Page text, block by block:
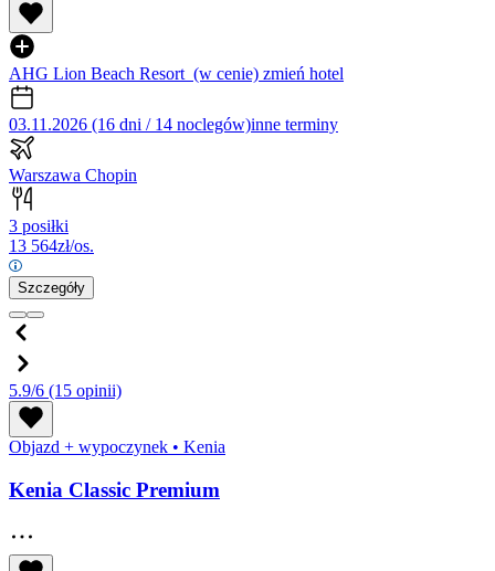
AHG Lion Beach Resort (w cenie) zmień hotel
03.11.2026 (16 dni / 14 noclegów)inne terminy
Warszawa Chopin
3 posiłki
13 564zł/os.
Szczegóły
5.9/6 (15 opinii)
Objazd + wypoczynek • Kenia
Kenia Classic Premium